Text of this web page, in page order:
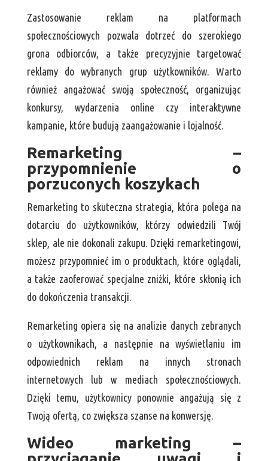
Zastosowanie reklam na platformach
społecznościowych pozwala dotrzeć do szerokiego
grona odbiorców, a także precyzyjnie targetować
reklamy do wybranych grup użytkowników. Warto
również angażować swoją społeczność, organizując
konkursy, wydarzenia online czy interaktywne
kampanie, które budują zaangażowanie i lojalność.
Remarketing –
przypomnienie o
porzuconych koszykach
Remarketing to skuteczna strategia, która polega na
dotarciu do użytkowników, którzy odwiedzili Twój
sklep, ale nie dokonali zakupu. Dzięki remarketingowi,
możesz przypomnieć im o produktach, które oglądali,
a także zaoferować specjalne zniżki, które skłonią ich
do dokończenia transakcji.
Remarketing opiera się na analizie danych zebranych
o użytkownikach, a następnie na wyświetlaniu im
odpowiednich reklam na innych stronach
internetowych lub w mediach społecznościowych.
Dzięki temu, użytkownicy ponownie angażują się z
Twoją ofertą, co zwiększa szanse na konwersję.
Wideo marketing –